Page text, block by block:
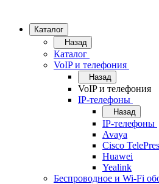
Каталог
Назад
Каталог
VoIP и телефония
Назад
VoIP и телефония
IP-телефоны
Назад
IP-телефоны
Avaya
Cisco
Huawei
Yealink
Беспроводное и Wi-Fi